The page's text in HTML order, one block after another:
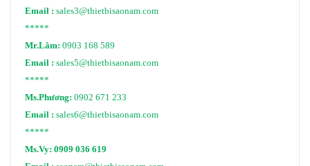
Email : sales3@thietbisaonam.com
*****
Mr.Lâm: 0903 168 589
Email : sales5@thietbisaonam.com
*****
Ms.Phương: 0902 671 233
Email : sales6@thietbisaonam.com
*****
Ms.Vy: 0909 036 619